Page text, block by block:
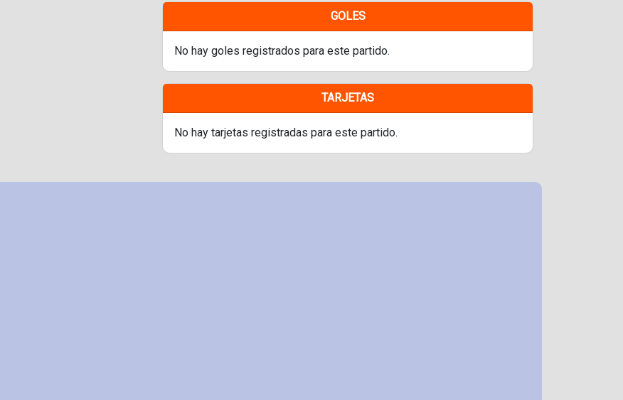
GOLES
No hay goles registrados para este partido.
TARJETAS
No hay tarjetas registradas para este partido.